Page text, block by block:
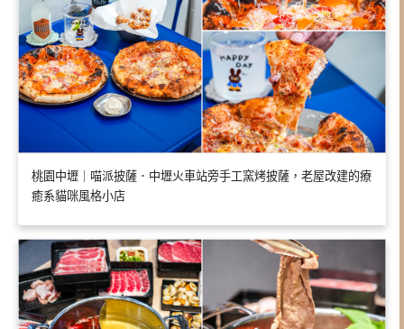
桃園中壢｜喵派披薩．中壢火車站旁手工窯烤披薩，老屋改建的療
癒系貓咪風格小店